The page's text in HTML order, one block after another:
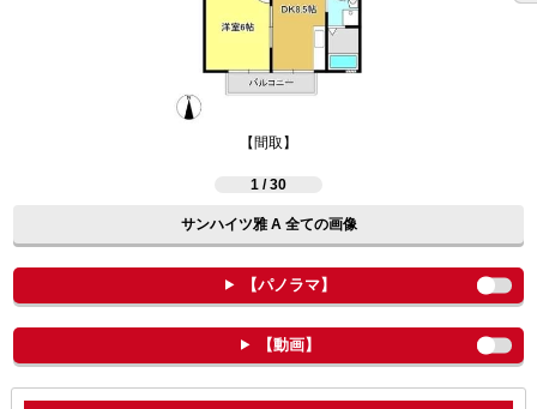
【間取】
1 / 30
サンハイツ雅 A 全ての画像
【パノラマ】
【動画】